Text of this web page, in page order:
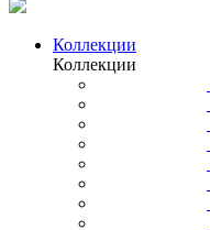
Коллекции
Коллекции